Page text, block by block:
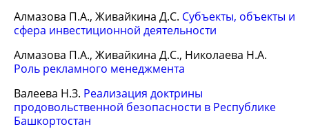
Алмазова П.А., Живайкина Д.С. Субъекты, объекты и
сфера инвестиционной деятельности
Алмазова П.А., Живайкина Д.С., Николаева Н.А.
Роль рекламного менеджмента
Валеева Н.З. Реализация доктрины
продовольственной безопасности в Республике
Башкортостан